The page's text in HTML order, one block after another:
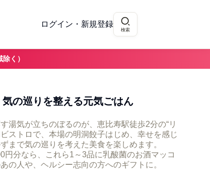
ログイン・新規登録
検索
く）
の巡りを整える元気ごはん
湯気が立ちのぼるのが、恵比寿駅徒歩2分の“リ
ストロで、本場の明洞餃子はじめ、幸せを感じ
まで気の巡りを考えた美食を楽しめます。
分なら、これら1～3品に乳酸菌のお酒マッコ
の人や、ヘルシー志向の方へのギフトに。